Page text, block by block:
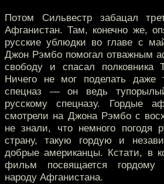
Потом Сильвестр забацал
Афганистан. Там, конечно же,
русские ублюдки во главе с
Джон Рэмбо помогал отважным
свободу и спасал полковника
Ничего не мог поделать даже
спецназ — он ведь
русскому спецназу. Гордые
смотрели на Джона Рэмбо с
не знали, что немного погодя
страну, такую гордую и
добрые американцы. Кстати, в
фильм посвящается гордому
народу Афганистана.